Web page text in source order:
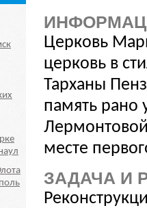
Церковь
церковь в
Тарханы
память
месте
ЗАДАЧА И